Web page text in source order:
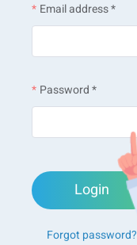
Email address *
Password *
Login
Forgot password?